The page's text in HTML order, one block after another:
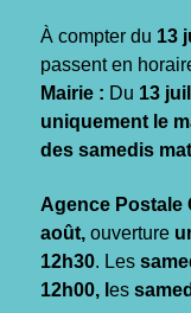
À compter du 13
passent en
Mairie : Du 13
uniquement le
des samedis
Agence Postale
août, ouverture
12h30. Les
12h00, l es